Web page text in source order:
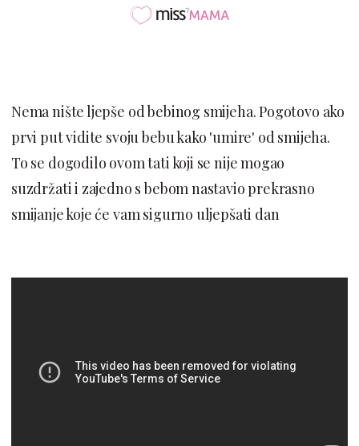
Nema nište ljepše od bebinog smijeha. Pogotovo ako
prvi put vidite svoju bebu kako 'umire' od smijeha.
To se dogodilo ovom tati koji se nije mogao
suzdržati i zajedno s bebom nastavio prekrasno
smijanje koje će vam sigurno uljepšati dan